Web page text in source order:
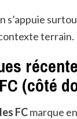
s’appuie
terrain.
(côté
FCmarque